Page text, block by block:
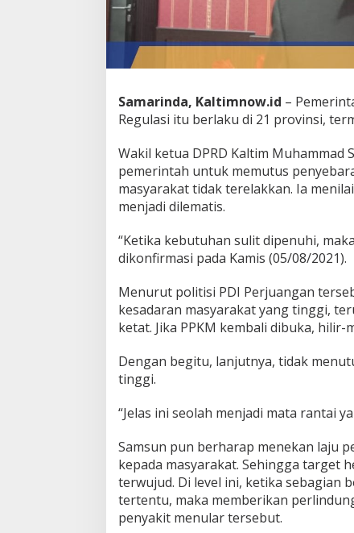
Samarinda, Kaltimnow.id –
Regulasi itu berlaku di 21 provinsi,
Wakil ketua DPRD Kaltim Muhammad
pemerintah untuk memutus
masyarakat tidak terelakkan. Ia
menjadi dilematis.
“Ketika kebutuhan sulit dipenuhi,
dikonfirmasi pada Kamis (05/08/2021).
Menurut politisi PDI Perjuangan
kesadaran masyarakat yang tinggi,
ketat. Jika PPKM kembali dibuka,
Dengan begitu, lanjutnya, tidak
tinggi.
“Jelas ini seolah menjadi mata rantai
Samsun pun berharap menekan laju
kepada masyarakat. Sehingga target
terwujud. Di level ini, ketika sebagian
tertentu, maka memberikan
penyakit menular tersebut.